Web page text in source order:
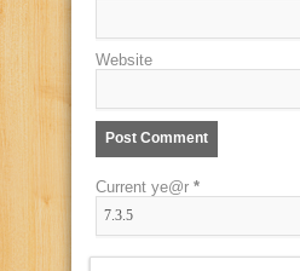
Website
Current ye@r *